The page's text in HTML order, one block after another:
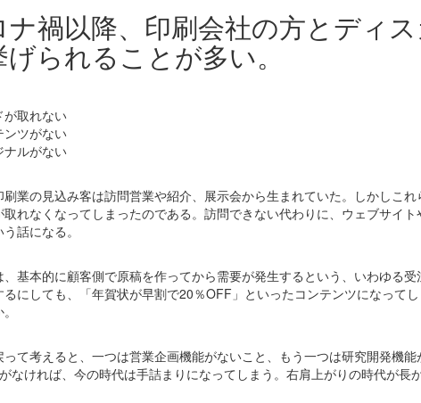
ナ禍以降、印刷会社の方とディ
げられることが多い。
が取れない
ンツがない
ナルがない
刷業の見込み客は訪問営業や紹介、展示会から生まれていた。しかしこ
取れなくなってしまったのである。訪問できない代わりに、ウェブサイ
話になる。
、基本的に顧客側で原稿を作ってから需要が発生するという、いわゆる
るにしても、「年賀状が早割で20％OFF」といったコンテンツになって
って考えると、一つは営業企画機能がないこと、もう一つは研究開発機
なければ、今の時代は手詰まりになってしまう。右肩上がりの時代が長